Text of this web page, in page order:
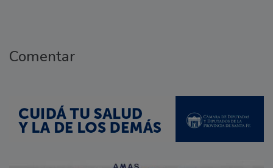
Comentar